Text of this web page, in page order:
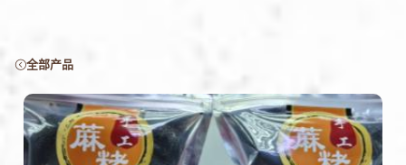
全部产品